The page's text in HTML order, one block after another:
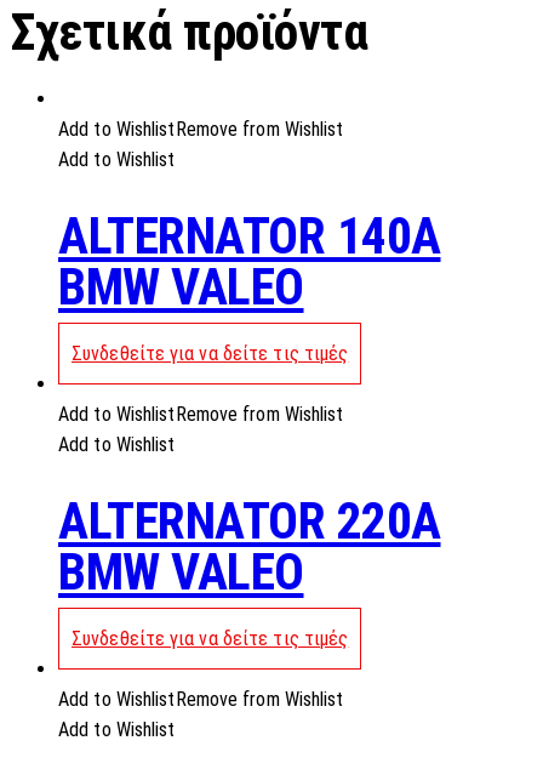
Σχετικά προϊόντα
Add to Wishlist Remove from Wishlist
Add to Wishlist
ALTERNATOR 140A
BMW VALEO
Συνδεθείτε για να δείτε τις τιμές
Add to Wishlist Remove from Wishlist
Add to Wishlist
ALTERNATOR 220A
BMW VALEO
Συνδεθείτε για να δείτε τις τιμές
Add to Wishlist Remove from Wishlist
Add to Wishlist